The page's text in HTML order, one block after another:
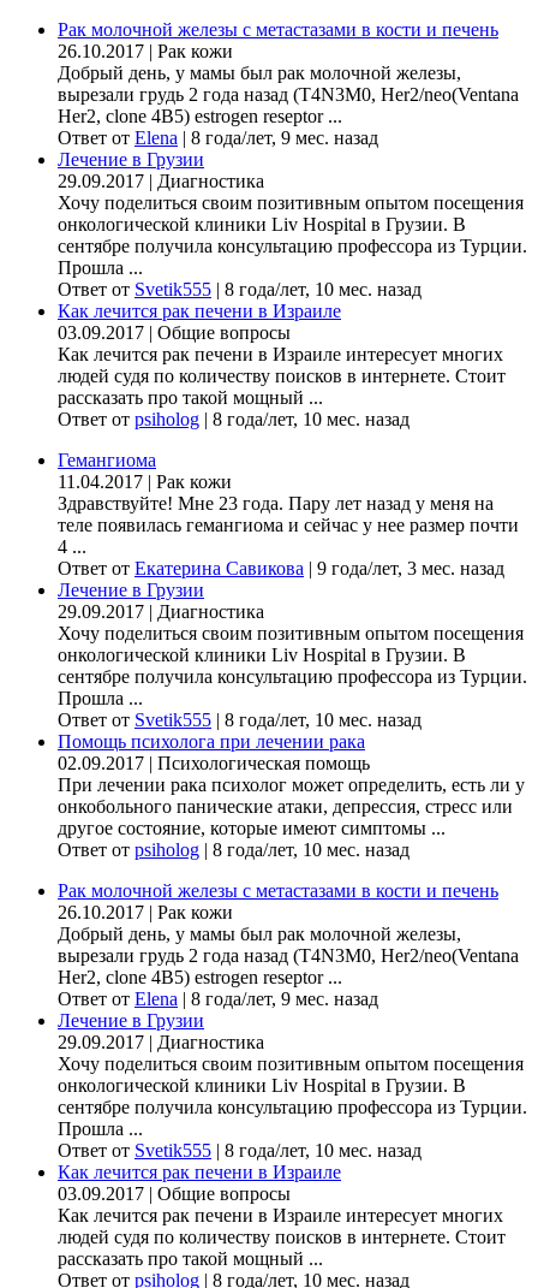
Рак молочной железы с метастазами в кости и печень
26.10.2017 | Рак кожи
Добрый день, у мамы был рак молочной железы,
вырезали грудь 2 года назад (Т4N3M0, Her2/neo(Ventana
Her2, clone 4B5) estrogen reseptor ...
Ответ от Elena | 8 года/лет, 9 мес. назад
Лечение в Грузии
29.09.2017 | Диагностика
Хочу поделиться своим позитивным опытом посещения
онкологической клиники Liv Hospital в Грузии. В
сентябре получила консультацию профессора из Турции.
Прошла ...
Ответ от Svetik555 | 8 года/лет, 10 мес. назад
Как лечится рак печени в Израиле
03.09.2017 | Общие вопросы
Как лечится рак печени в Израиле интересует многих
людей судя по количеству поисков в интернете. Стоит
рассказать про такой мощный ...
Ответ от psiholog | 8 года/лет, 10 мес. назад
Гемангиома
11.04.2017 | Рак кожи
Здравствуйте! Мне 23 года. Пару лет назад у меня на
теле появилась гемангиома и сейчас у нее размер почти
4 ...
Ответ от Екатерина Савикова | 9 года/лет, 3 мес. назад
Лечение в Грузии
29.09.2017 | Диагностика
Хочу поделиться своим позитивным опытом посещения
онкологической клиники Liv Hospital в Грузии. В
сентябре получила консультацию профессора из Турции.
Прошла ...
Ответ от Svetik555 | 8 года/лет, 10 мес. назад
Помощь психолога при лечении рака
02.09.2017 | Психологическая помощь
При лечении рака психолог может определить, есть ли у
онкобольного панические атаки, депрессия, стресс или
другое состояние, которые имеют симптомы ...
Ответ от psiholog | 8 года/лет, 10 мес. назад
Рак молочной железы с метастазами в кости и печень
26.10.2017 | Рак кожи
Добрый день, у мамы был рак молочной железы,
вырезали грудь 2 года назад (Т4N3M0, Her2/neo(Ventana
Her2, clone 4B5) estrogen reseptor ...
Ответ от Elena | 8 года/лет, 9 мес. назад
Лечение в Грузии
29.09.2017 | Диагностика
Хочу поделиться своим позитивным опытом посещения
онкологической клиники Liv Hospital в Грузии. В
сентябре получила консультацию профессора из Турции.
Прошла ...
Ответ от Svetik555 | 8 года/лет, 10 мес. назад
Как лечится рак печени в Израиле
03.09.2017 | Общие вопросы
Как лечится рак печени в Израиле интересует многих
людей судя по количеству поисков в интернете. Стоит
рассказать про такой мощный ...
Ответ от psiholog | 8 года/лет, 10 мес. назад